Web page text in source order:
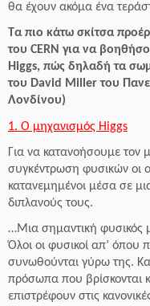
θα έχουν ακόμα ένα
Τα πιο κάτω σκίτσα
του CERN για να
Higgs, πώς δηλαδή τα
του David Miller του
Λονδίνου)
1. Ο μηχανισμός Higgs
Για να κατανοήσουμε
συγκέντρωση φυσικών οι
κατανεμημένοι μέσα σε
διπλανούς τους.
…Μια σημαντική φυσικός
Όλοι οι φυσικοί απ’ όπου
συνωθούνται γύρω της.
πρόσωπα που βρίσκονται
επιστρέφουν στις